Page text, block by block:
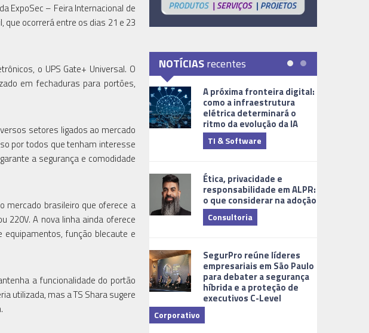
ExpoSec – Feira Internacional de
que ocorrerá entre os dias 21 e 23
o UPS Gate+ Universal. O
em fechaduras para portões,
setores ligados ao mercado
por todos que tenham interesse
a segurança e comodidade
mercado brasileiro que oferece a
220V. A nova linha ainda oferece
função blecaute e
a funcionalidade do portão
utilizada, mas a TS Shara sugere
NOTÍCIASrecentes
A próxima fronteira digital:
como a infraestrutura
elétrica determinará o
ritmo da evolução da IA
TI & Software
Ética, privacidade e
responsabilidade em ALPR:
o que considerar na adoção
Consultoria
SegurPro reúne líderes
empresariais em São Paulo
para debater a segurança
híbrida e a proteção de
executivos C-Level
Corporativo